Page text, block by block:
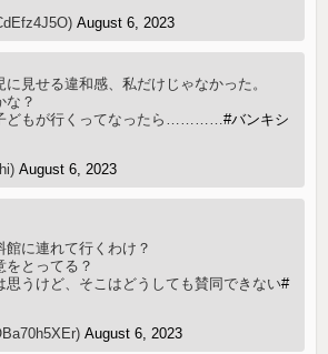
August 6, 2023
見せる違和感、私だけじゃなかった。
な？
どもが行くってなったら…………#バンキシ
August 6, 2023
に連れて行くわけ？
をとってる？
思うけど、そこはどうしても賛同できない#
August 6, 2023